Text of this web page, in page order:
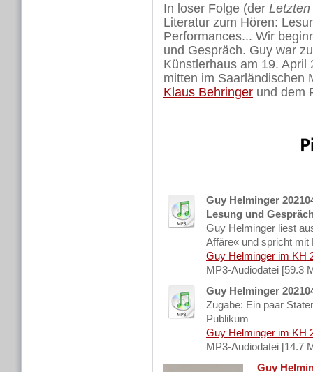
In loser Folge (der
Literatur zum Hören:
Performances... Wir
und Gespräch. Guy war
Künstlerhaus am 19.
mitten im Saarländischen
Klaus Behringer und dem
Guy Helminger
Lesung und
Guy Helminger liest
Affäre« und spricht mit
Guy Helminger im KH
MP3-Audiodatei [59.3
Guy Helminger
Zugabe: Ein paar
Publikum
Guy Helminger im KH
MP3-Audiodatei [14.7
Guy